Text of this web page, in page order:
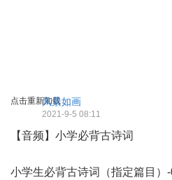
点击重新加载风景如画
2021-9-5 08:11
【音频】小学必背古诗词
小学生必背古诗词（指定篇目）